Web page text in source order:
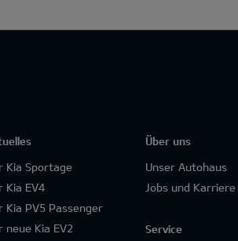
Kia Sportage
Kia EV4
Kia PV5 Passenger
neue Kia EV2
Über uns
Unser Autohaus
Jobs und Karriere
Service